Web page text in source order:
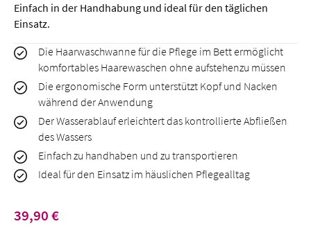
Einfach in der Handhabung und ideal für den täglichen
Einsatz.
Die Haarwaschwanne für die Pflege im Bett ermöglicht
komfortables Haarewaschen ohne aufstehenzu müssen
Die ergonomische Form unterstützt Kopf und Nacken
während der Anwendung
Der Wasserablauf erleichtert das kontrollierte Abfließen
des Wassers
Einfach zu handhaben und zu transportieren
Ideal für den Einsatz im häuslichen Pflegealltag
Regulärer Preis:
39,90 €